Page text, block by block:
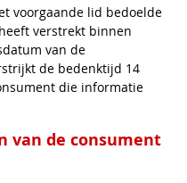
voorgaande lid bedoelde
verstrekt binnen
van de
de bedenktijd 14
die informatie
van de consument